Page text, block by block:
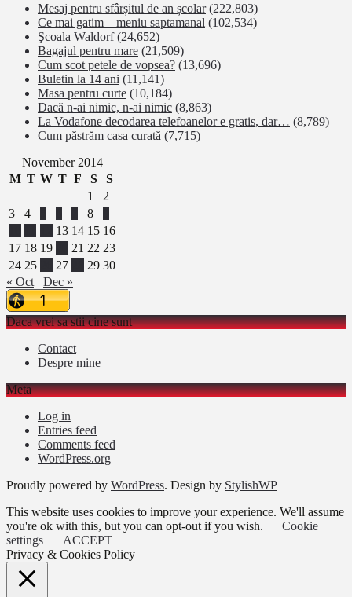
Mesaj pentru sfârșitul de an școlar (222,803)
Ce mai gatim – meniu saptamanal (102,534)
Şcoala Waldorf (24,652)
Bagajul pentru mare (21,509)
Cum scot petele de vopsea? (13,696)
Buletin la 14 ani (11,141)
Masa pentru curte (10,184)
Dacă n-ai nimic, n-ai nimic (8,863)
La Vodafone decodarea telefoanelor e gratis, dar… (8,789)
Cum păstrăm casa curată (7,715)
November 2014
M T W T F S
S
1
2
3
4 8
13 14 15 16
17 18 19 21 22 23
24 25 27 29 30
« Oct
Dec »
Daca vrei sa stii cine sunt
Contact
Despre mine
Meta
Log in
Entries feed
Comments feed
WordPress.org
Proudly powered by WordPress. Design by StylishWP
This website uses cookies to improve your experience. We'll assume
you're ok with this, but you can opt-out if you wish.
Cookie
settings
ACCEPT
Privacy & Cookies Policy